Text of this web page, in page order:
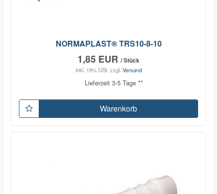
NORMAPLAST® TRS10-8-10
1,85 EUR / Stück
inkl. 19% USt. zzgl. Versand
Lieferzeit 3-5 Tage **
Warenkorb